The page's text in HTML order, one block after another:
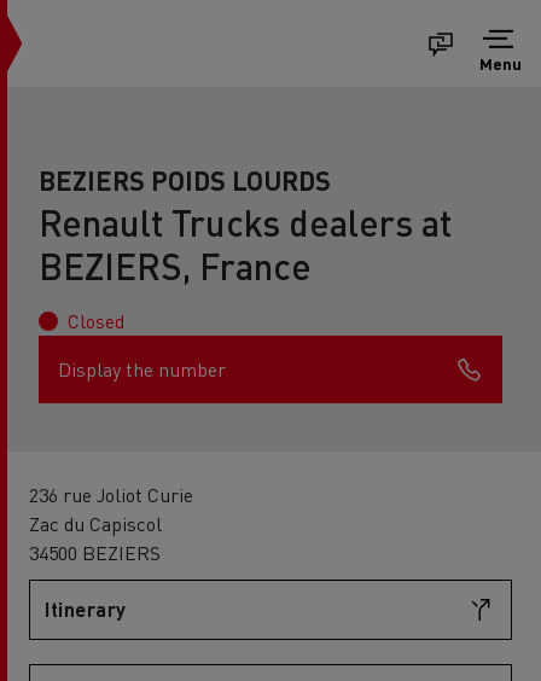
Menu
BEZIERS POIDS LOURDS
Renault Trucks dealers at
BEZIERS, France
Closed
Display the number
236 rue Joliot Curie
Zac du Capiscol
34500 BEZIERS
Itinerary